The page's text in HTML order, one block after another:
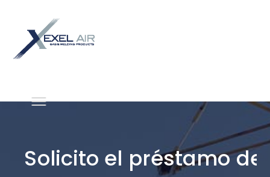
Solicito el préstamo de